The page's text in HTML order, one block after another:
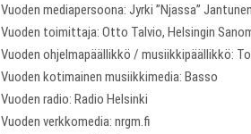
Vuoden mediapersoona: Jyrki ”Njassa”
Vuoden toimittaja: Otto Talvio, Helsingin
Vuoden ohjelmapäällikkö / musiikkipäällikkö:
Vuoden kotimainen musiikkimedia: Basso
Vuoden radio: Radio Helsinki
Vuoden verkkomedia: nrgm.fi